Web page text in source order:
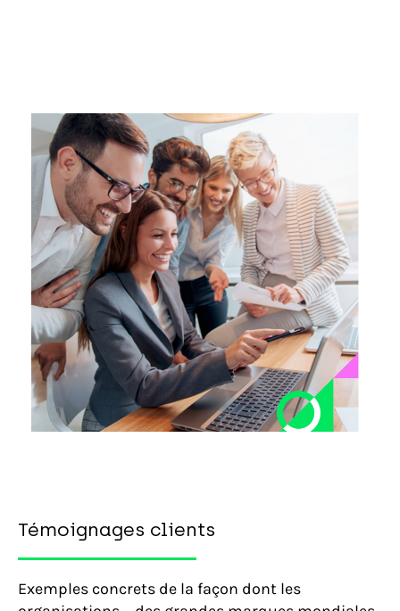
Témoignages clients
Exemples concrets de la façon dont les